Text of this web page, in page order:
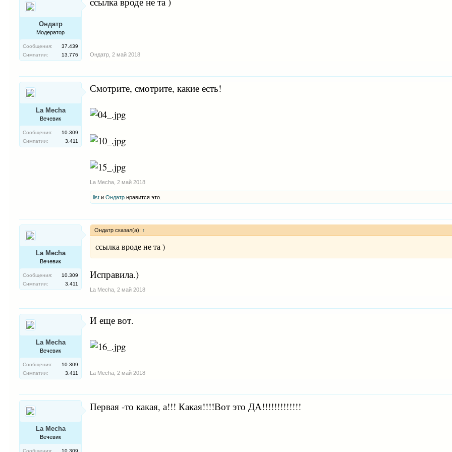
Ондатр
Модератор
Сообщения:
37.439
Симпатии:
13.776 Ондатр 2 май 2018
La Mecha
Вечевик
Сообщения:
10.309
Симпатии:
3.411
Смотрите, смотрите, какие есть!
La Mecha 2 май 2018
list иОндатр нравится это.
La Mecha
Вечевик
Сообщения:
10.309
Симпатии:
3.411
Ондатр сказал(а): ↑
ссылка вроде не та )
Исправила.)
La Mecha 2 май 2018
La Mecha
Вечевик
Сообщения:
10.309
Симпатии:
3.411
И еще вот.
La Mecha 2 май 2018
La Mecha
Вечевик
Сообщения:
10.309
Первая -то какая, а!!! Какая!!!!Вот это ДА!!!!!!!!!!!!!